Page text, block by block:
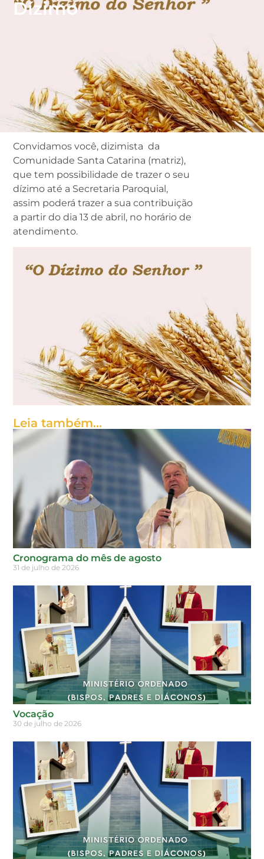
Dízimo
Convidamos você, dizimista da
Comunidade Santa Catarina (matriz),
que tem possibilidade de trazer o seu
dízimo até a Secretaria Paroquial,
assim poderá trazer a sua contribuição
a partir do dia 13 de abril, no horário de
atendimento.
Leia também...
Cronograma do mês de agosto
31 de julho de 2026
Vocação
30 de julho de 2026